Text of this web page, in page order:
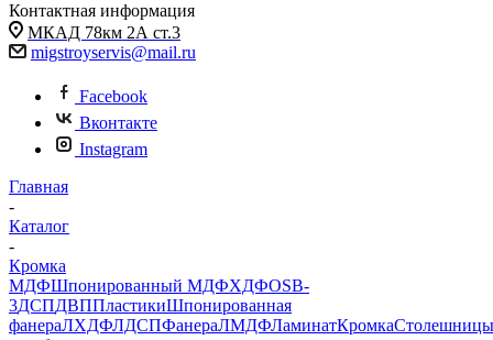
Контактная информация
МКАД 78км 2А ст.3
migstroyservis@mail.ru
Facebook
Вконтакте
Instagram
Главная
-
Каталог
-
Кромка
МДФШпонированный МДФХДФOSB-
3ДСПДВППластикиШпонированная
фанераЛХДФЛДСПФанераЛМДФЛаминатКромкаСтолешницы